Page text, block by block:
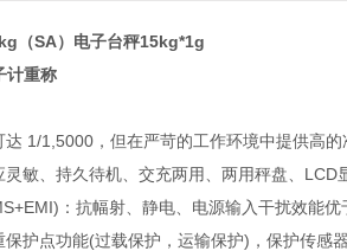
（SA）电子台秤15kg*1g
计重称
达 1/1,5000，但在严苛的工作环境中提供高的
灵敏、持久待机、交充两用、两用秤盘、LCD
：抗幅射、静电、电源输入干扰效能优
保护点功能(过载保护，运输保护)，保护传感